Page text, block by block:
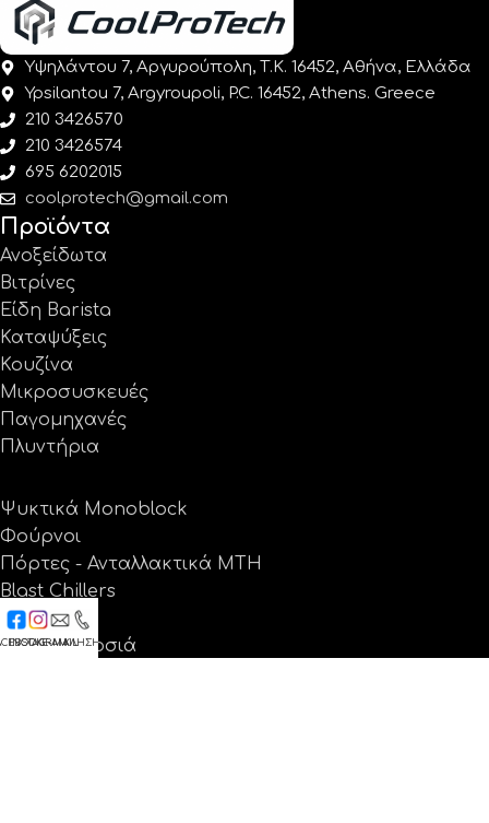
Υψηλάντου 7, Αργυρούπολη, Τ.Κ. 16452, Αθήνα, Ελλάδα
Ypsilantou 7, Argyroupoli, P.C. 16452, Athens. Greece
210 3426570
210 3426574
695 6202015
coolprotech@gmail.com
Προϊόντα
Ανοξείδωτα
Βιτρίνες
Είδη Barista
Καταψύξεις
Κουζίνα
Μικροσυσκευές
Παγομηχανές
Πλυντήρια
Ψυκτικά Monoblock
Φούρνοι
Πόρτες - Ανταλλακτικά MTH
Blast Chillers
Θέρμανση
Ψύξη - Δροσιά
INSTAGRAM
E-MAILΚΛΗΣΗ